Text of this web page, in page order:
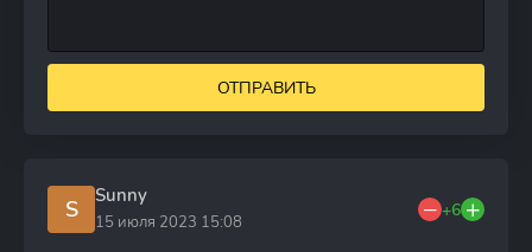
ОТПРАВИТЬ
S Sunny
15 июля 2023 15:08
+6